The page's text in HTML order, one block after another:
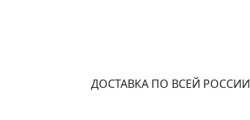
ДОСТАВКА ПО ВСЕЙ РОССИИ